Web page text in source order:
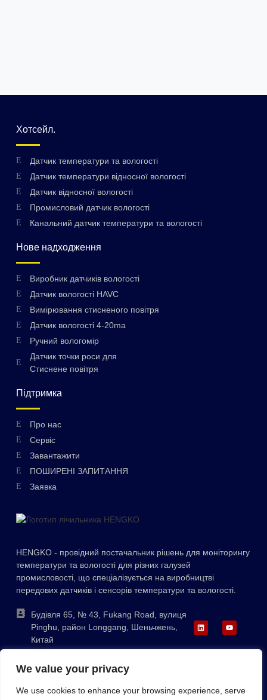
We value your privacy
We use cookies to enhance your browsing experience, serve
Хотсейл.
Датчик температури та вологості
Датчик температури відносної вологості
Датчик відносної вологості
Промисловий датчик вологості
Канальний датчик температури та вологості
Нове надходження
Виробник датчиків вологості
Датчик вологості HAVC
Вимірювання стисненого повітря
Датчик вологості 4-20ma
Ручний вологомір
Датчик точки роси для
Стиснене повітря
Підтримка
Про нас
Сервіс
Завантажити
ПОШИРЕНІ ЗАПИТАННЯ
Заявка
HENGKO - провідний постачальник рішень для моніторингу
температури та вологості для різних галузей
промисловості, що спеціалізується на виробництві
передових датчиків і сенсорів температури та вологості.
Будівля 65, № 43, Fukang Road, вулиця
Pinghu, район Longgang, Шеньчжень,
Китай
ka@hengko.com;
Portuguese
German
French
Italian
Indonesian
Japanese
Korean